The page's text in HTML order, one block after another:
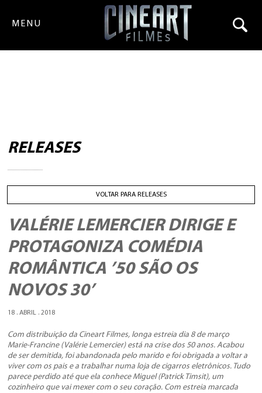
MENU
RELEASES
VOLTAR PARA RELEASES
VALÉRIE LEMERCIER DIRIGE E
PROTAGONIZA COMÉDIA
ROMÂNTICA ’50 SÃO OS
NOVOS 30’
18 . ABRIL . 2018
Com distribuição da Cineart Filmes, longa estreia dia 8 de março
Marie-Francine (Valérie Lemercier) está na crise dos 50 anos. Acabou
de ser demitida, foi abandonada pelo marido e foi obrigada a voltar a
viver com os pais e a trabalhar numa loja de cigarros eletrônicos. Tudo
parece perdido até que ela conhece Miguel (Patrick Timsit), um
cozinheiro que vai mexer com o seu coração. Com estreia marcada